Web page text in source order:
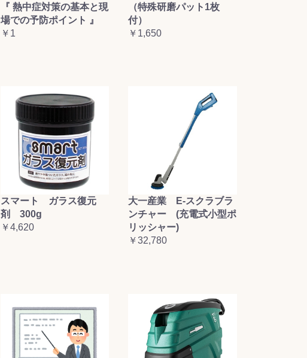
『 熱中症対策の基本と現
場での予防ポイント 』
￥1
（特殊研磨パット1枚
付）
￥1,650
スマート ガラス復元
剤 300g
￥4,620
大一産業 E-スクラブラ
ンチャー (充電式小型ポ
リッシャー)
￥32,780